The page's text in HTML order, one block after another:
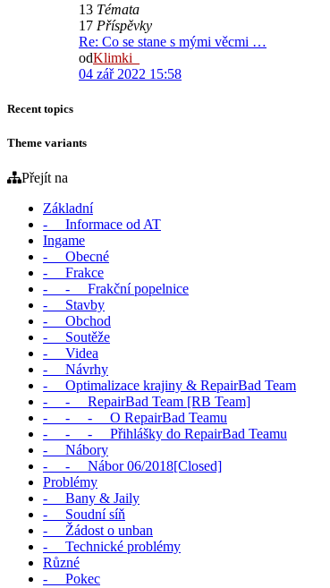
13 Témata
17 Příspěvky
Re: Co se stane s mými věcmi …
odKlimki_
04 zář 2022 15:58
Recent topics
Theme variants
Přejít na
Základní
- Informace od AT
Ingame
- Obecné
- Frakce
- - Frakční popelnice
- Stavby
- Obchod
- Soutěže
- Videa
- Návrhy
- Optimalizace krajiny & RepairBad Team
- - RepairBad Team [RB Team]
- - - O RepairBad Teamu
- - - Přihlášky do RepairBad Teamu
- Nábory
- - Nábor 06/2018[Closed]
Problémy
- Bany & Jaily
- Soudní síň
- Žádost o unban
- Technické problémy
Různé
- Pokec